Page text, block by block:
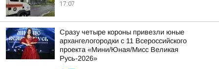
17:07
Сразу четыре короны привезли юные
архангелогородки с 11 Всероссийского
проекта «Мини/Юная/Мисс Великая
Русь-2026»